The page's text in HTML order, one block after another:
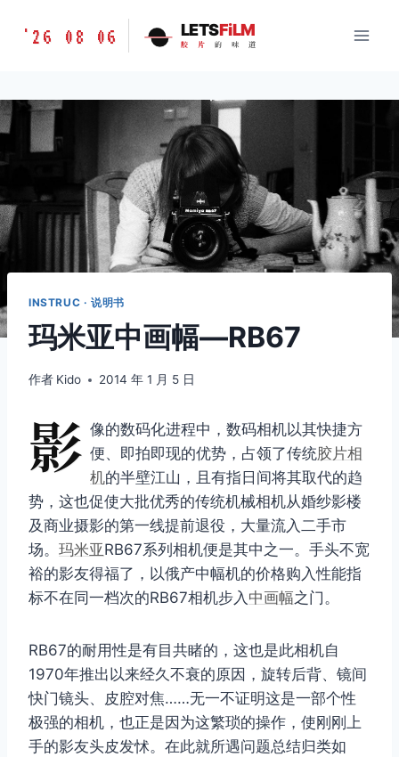
胶
味
道
LETSFILM
'26 08 06 LETSFiLM
胶 片 的 味 道
INSTRUC · 说明书
玛米亚中画幅—RB67
作者 Kido 2014 年 1 月 5 日
影 像的数码化进程中，数码相机以其快捷方
便、即拍即现的优势，占领了传统胶片相
机的半壁江山，且有指日间将其取代的趋
势，这也促使大批优秀的传统机械相机从婚纱影楼
及商业摄影的第一线提前退役，大量流入二手市
场。 玛米亚RB67系列相机便是其中之一。手头不宽
裕的影友得福了，以俄产中幅机的价格购入性能指
标不在同一档次的RB67相机步入 中画幅之门。
RB67的耐用性是有目共睹的，这也是此相机自
1970年推出以来经久不衰的原因，旋转后背、镜间
快门镜头、皮腔对焦……无一不证明这是一部个性
极强的相机，也正是因为这繁琐的操作，使刚刚上
手的影友头皮发怵。在此就所遇问题总结归类如